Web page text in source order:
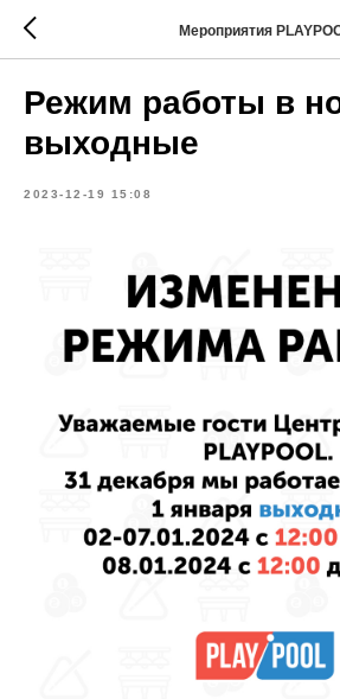
Мероприятия
Режим работы в
выходные
2023-12-19 15:08